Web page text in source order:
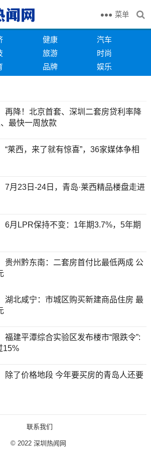
菜单
健康
汽车
旅游
时尚
品牌 娱乐
再降！北京首套、深圳二套房贷利率降
最快一周放款
“莱西，来了就有惊喜”，36家媒体争相
7月23日-24日，青岛·莱西精品楼盘走进
6月LPR保持不变：1年期3.7%，5年期
贵州黔东南：二套房首付比最低两成 公
湖北咸宁：市城区购买新建商品住房 最
福建平潭综合实验区发布楼市“限跌令”:
15%
除了价格地段 今年要买房的青岛人还要
联系我们
© 2022深圳热闻网